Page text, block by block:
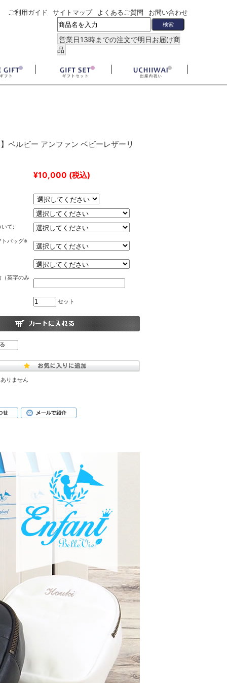
ご利用ガイド サイトマップ よくあるご質問 お問い合わせ
営業日13時までの注文で明日お届け商
品
ベルビー アンファン ベビーレザーリ
¥10,000 (税込)
いて:
トバッグ※
英字のみ
セット
りません